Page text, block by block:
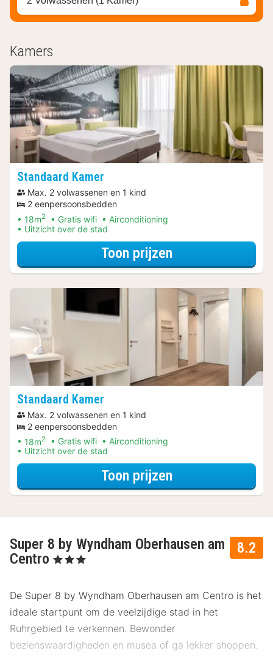
Kamers
Standaard Kamer
Max. 2 volwassenen en 1 kind
2 eenpersoonsbedden
18m2 Gratis wifi
Airconditioning
Uitzicht over de stad
Toon prijzenvoor Ontdek de
Standaard Kamer
Max. 2 volwassenen en 1 kind
2 eenpersoonsbedden
18m2 Gratis wifi
Airconditioning
Uitzicht over de stad
Toon prijzenvoor Ontdek de
8.2
Super 8 by Wyndham Oberhausen am
Centro , 3 Sterren
De Super 8 by Wyndham Oberhausen am Centro is het
ideale startpunt om de veelzijdige stad in het
Ruhrgebied te verkennen. Bewonder
bezienswaardigheden en musea of ga lekker shoppen.